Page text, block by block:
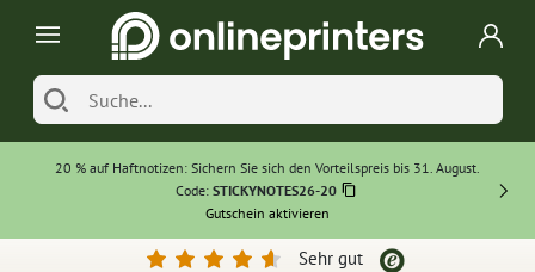
20 % auf Haftnotizen: Sichern Sie sich den Vorteilspreis bis 31. August.
Code: STICKYNOTES26-20
Gutschein aktivieren
Sehr gut